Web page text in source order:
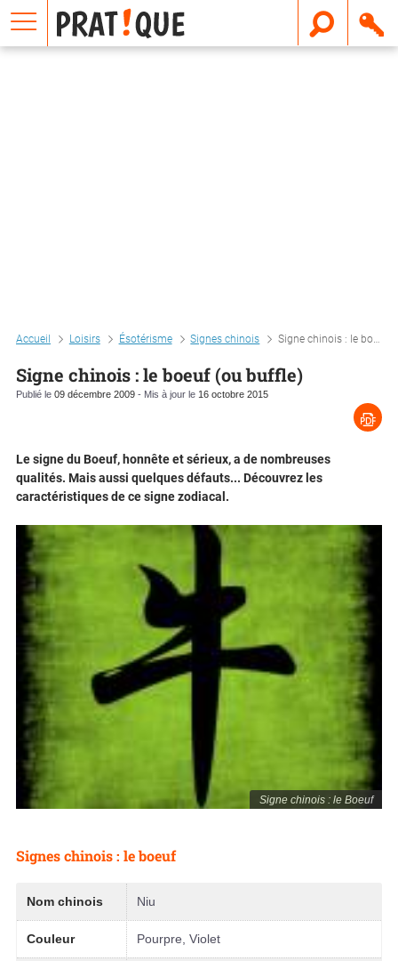
Accueil Loisirs Ésotérisme Signes chinois Signe chinois : le boeuf (ou buffle)
Signe chinois : le boeuf (ou buffle)
Publié le 09 décembre 2009 - Mis à jour le 16 octobre 2015
Signe chinois : le Boeuf
Le signe du Boeuf, honnête et sérieux, a de nombreuses
qualités. Mais aussi quelques défauts... Découvrez les
caractéristiques de ce signe zodiacal.
Signes chinois : le boeuf
Nom chinois Niu
Couleur Pourpre, Violet
E
m
a